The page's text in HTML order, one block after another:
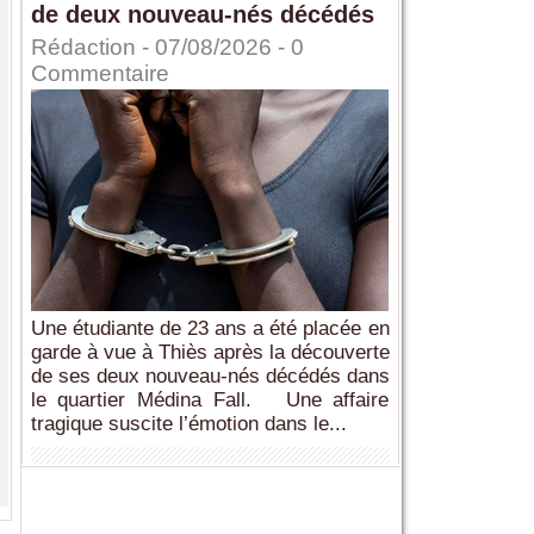
de deux nouveau-nés décédés
Rédaction - 07/08/2026 - 0
Commentaire
Une étudiante de 23 ans a été placée en
garde à vue à Thiès après la découverte
de ses deux nouveau-nés décédés dans
le quartier Médina Fall. Une affaire
tragique suscite l’émotion dans le...